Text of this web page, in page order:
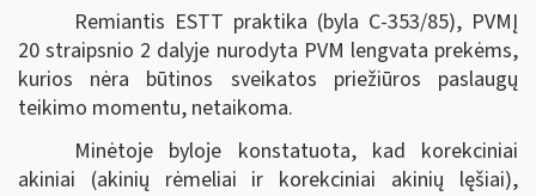
Remiantis ESTT praktika (byla C-353/85), PVMĮ
20 straipsnio 2 dalyje nurodyta PVM lengvata prekėms,
kurios nėra būtinos sveikatos priežiūros paslaugų
teikimo momentu, netaikoma.
Minėtoje byloje konstatuota, kad korekciniai
akiniai (akinių rėmeliai ir korekciniai akinių lęšiai),